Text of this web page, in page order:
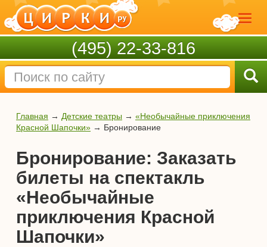
(495) 22-33-816
Главная → Детские театры → «Необычайные приключения
Красной Шапочки» → Бронирование
Бронирование: Заказать
билеты на спектакль
«Необычайные
приключения Красной
Шапочки»